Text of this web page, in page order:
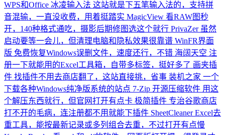
WPS和Office 冰凌输入法 这站就是下五笔输入法的，支持拼
音混输，一直没收费，用着挺踏实 MagicView 看RAW图秒
开，140种格式通吃，摄影后期修图选这个就行 PrivaZer 虽然
启动要等一会儿，但清理电脑和隐私效果很靠谱 WinFR界面
版 免费恢复Windows误删文件，速度还行，不错 海阔天空 注
册一下就能用的Excel工具箱，自带多标签，挺好多了 画夹插
件 找插件不用去商店翻了，这站直接挑，省事 装机之家 一个
下载各种Windows纯净版系统的站点 7-Zip 开源压缩软件 用这
个解压东西就行，但官网打开有点卡 极简插件 专治谷歌商店
打不开的毛病，连注册都不用就能下插件 SheetCleaner Excel去
重工具，能按最新记录或多列组合去重，不过打开有点慢